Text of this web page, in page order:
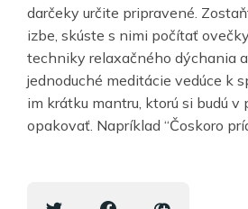
darčeky určite pripravené.
izbe, skúste s nimi počítať
techniky relaxačného dýchania
jednoduché meditácie vedúce k
im krátku mantru, ktorú si budú
opakovať. Napríklad “Čoskoro